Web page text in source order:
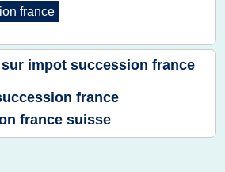
france
impot succession france
france
france suisse